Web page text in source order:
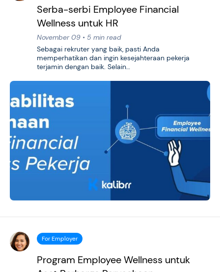
Serba-serbi Employee Financial
Wellness untuk HR
November 09 • 5 min read
Sebagai rekruter yang baik, pasti Anda
memperhatikan dan ingin kesejahteraan pekerja
terjamin dengan baik. Selain…
For Employer
Program Employee Wellness untuk